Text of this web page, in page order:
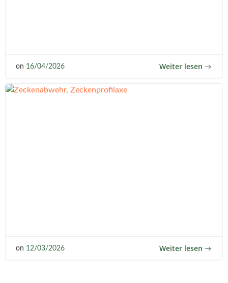
on 16/04/2026 Weiter lesen
on 12/03/2026 Weiter lesen